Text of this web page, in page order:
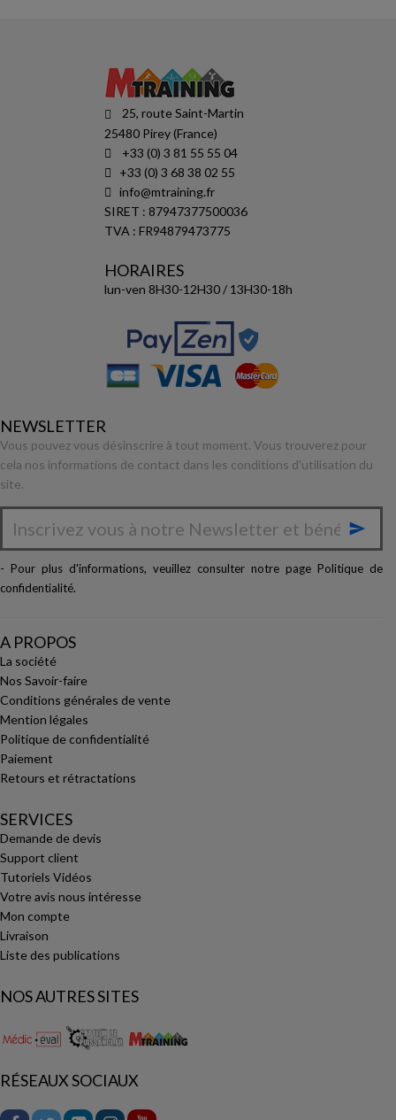
25, route Saint-Martin
25480 Pirey (France)
+33 (0) 3 81 55 55 04
+33 (0) 3 68 38 02 55
info@mtraining.fr
SIRET : 87947377500036
TVA : FR94879473775
HORAIRES
lun-ven 8H30-12H30 / 13H30-18h
NEWSLETTER
Vous pouvez vous désinscrire à tout moment. Vous trouverez pour
cela nos informations de contact dans les conditions d'utilisation du
site.

- Pour plus d'informations, veuillez consulter notre page Politique de
confidentialité.
A PROPOS
La société
Nos Savoir-faire
Conditions générales de vente
Mention légales
Politique de confidentialité
Paiement
Retours et rétractations
SERVICES
Demande de devis
Support client
Tutoriels Vidéos
Votre avis nous intéresse
Mon compte
Livraison
Liste des publications
NOS AUTRES SITES
RÉSEAUX SOCIAUX